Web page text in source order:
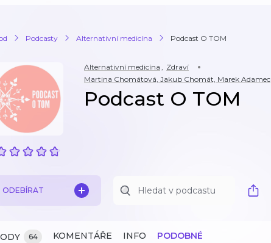
Podcasty Alternativní medicína Podcast O TOM
Alternativní medicína , Zdraví
Martina Chomátová, Jakub Chomát, Marek Adamec
Podcast O TOM
ODEBÍRAT
64 KOMENTÁŘE INFO PODOBNÉ